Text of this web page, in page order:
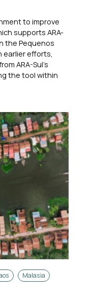
to improve
supports ARA-
the Pequenos
earlier efforts,
ARA-Sul’s
the tool within
Malasia